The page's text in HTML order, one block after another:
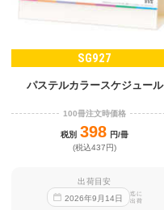
SG927
パステルカラースケジュール
100冊注文時価格
税別 398 円/冊
(税込437円)
出荷目安
2026年9 月 14日
迄に
出荷